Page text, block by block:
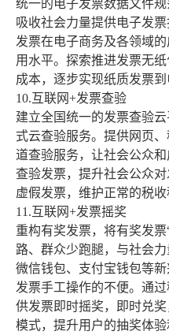
统一的电子发票数据文件
吸收社会力量提供电子发
发票在电子商务及各领域
用水平。探索推进发票无
成本，逐步实现纸质发票到
10.互联网+发票查验
建立全国统一的发票查验
式云查验服务。提供网页
道查验服务，让社会公众
查验发票，提升社会公众
虚假发票，维护正常的税
11.互联网+发票摇奖
重构有奖发票，将有奖发
路、群众少跑腿，与社会
微信钱包、支付宝钱包等
发票手工操作的不便。通
供发票即时摇奖，即时兑
模式，提升用户的抽奖体